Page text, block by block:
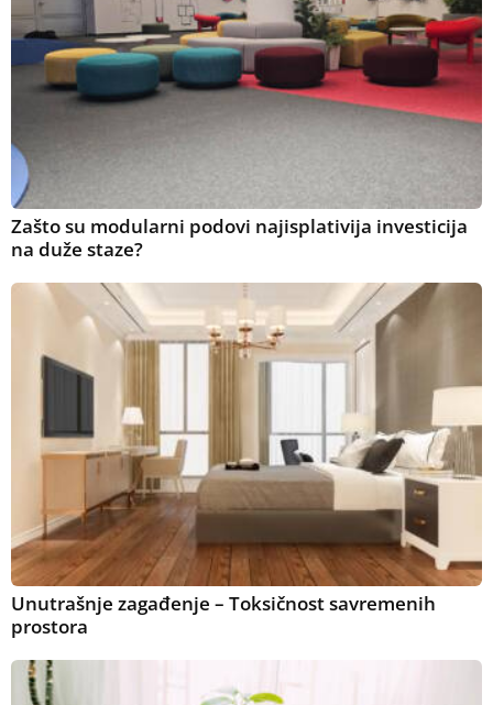
Zašto su modularni podovi najisplativija investicija
na duže staze?
Unutrašnje zagađenje – Toksičnost savremenih
prostora